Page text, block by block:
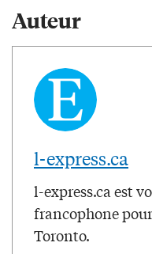
Auteur
l-express.ca
l-express.ca est
francophone
Toronto.